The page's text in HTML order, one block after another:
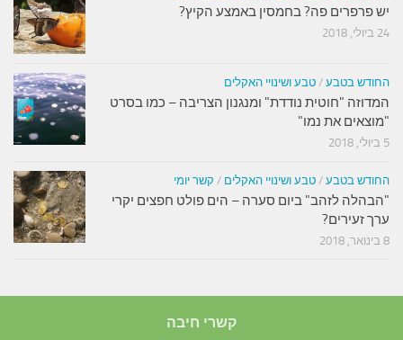
יש פרפרים פה? בחמסין באמצע הקיץ?
24 ביולי, 2018
החודש בטבע / טבע ושינויי האקלים
המדוזה "חוטית נודדת" ומנגנון הצריבה – כמו בסרט
"מוצאים את נמו"
5 ביולי, 2018
החודש בטבע / טבע ושינויי האקלים / קשר יומי
"הבהלה לזהב" ביום סערה – הים פולט חפצים יקרי
ערך זעירים?
8 בינואר, 2018
קשרי חיבה